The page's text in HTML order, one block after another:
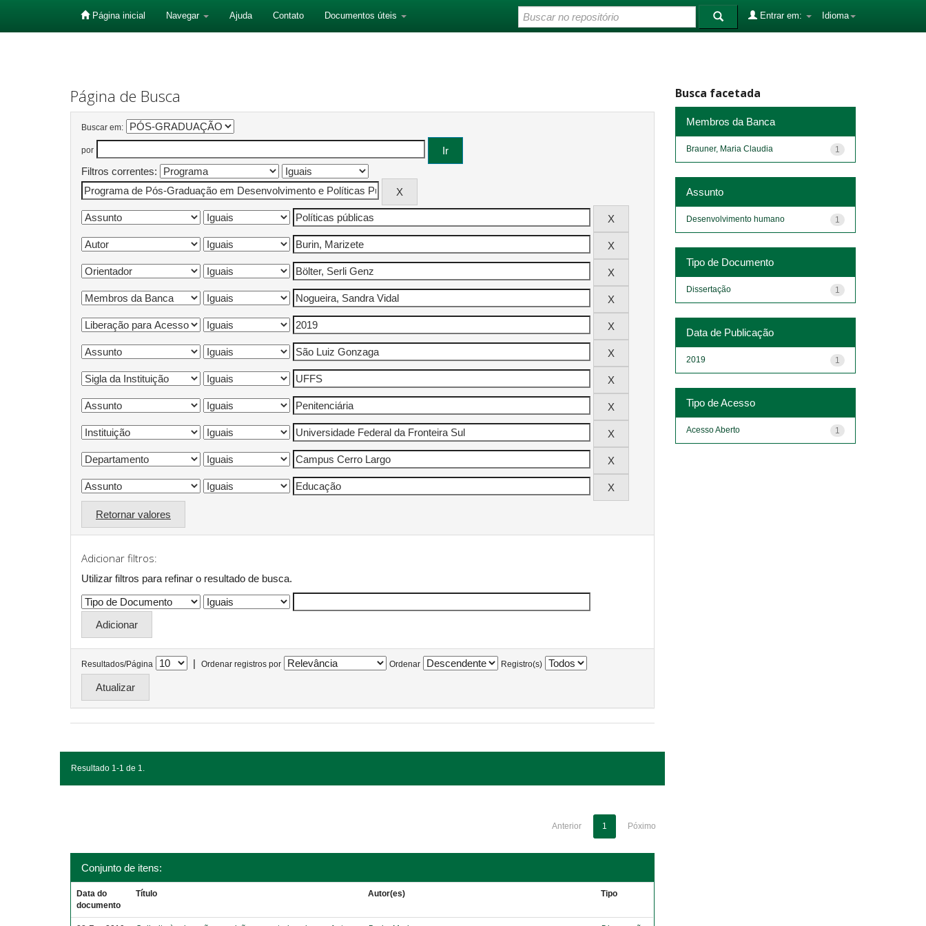
Página inicial Navegar Ajuda Contato Documentos úteis Idioma
Entrar em:
Página de Busca
Buscar em:
por
Filtros correntes:
Retornar valores
Adicionar filtros:
Utilizar filtros para refinar o resultado de busca.
Resultados/Página | Ordenar registros por Ordenar Registro(s)
Resultado 1-1 de 1.
Anterior 1 Póximo
Conjunto de itens:
Data do
documento
Título Autor(es) Tipo
Busca facetada
Membros da Banca
1
Brauner, Maria Claudia
Assunto
1
Desenvolvimento humano
Tipo de Documento
1
Dissertação
Data de Publicação
1
2019
Tipo de Acesso
1
Acesso Aberto